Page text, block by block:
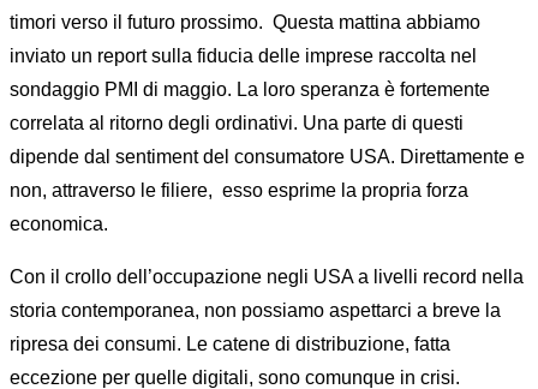
timori verso il futuro prossimo. Questa mattina abbiamo
inviato un report sulla fiducia delle imprese raccolta nel
sondaggio PMI di maggio. La loro speranza è fortemente
correlata al ritorno degli ordinativi. Una parte di questi
dipende dal sentiment del consumatore USA. Direttamente e
non, attraverso le filiere, esso esprime la propria forza
economica.
Con il crollo dell’occupazione negli USA a livelli record nella
storia contemporanea, non possiamo aspettarci a breve la
ripresa dei consumi. Le catene di distribuzione, fatta
eccezione per quelle digitali, sono comunque in crisi.